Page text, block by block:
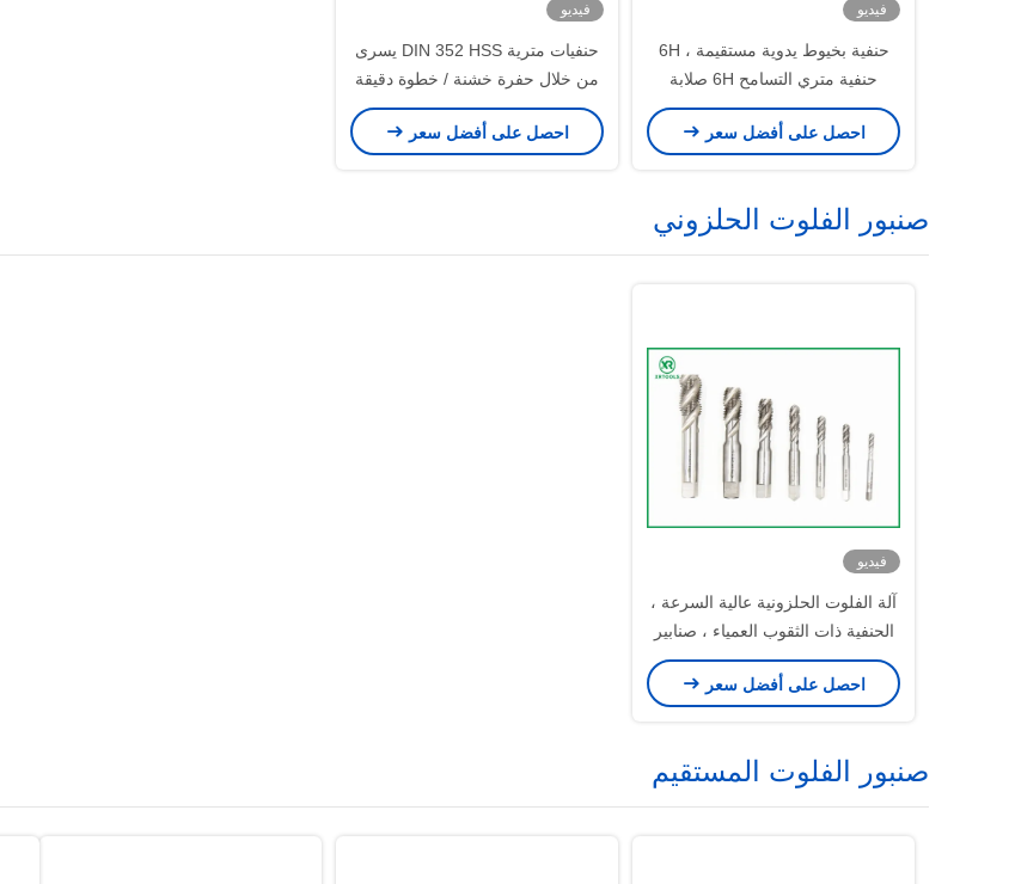
فيديو
حنفية بخيوط يدوية مستقيمة ، 6H
حنفية متري التسامح 6H صلابة
احصل على أفضل سعر
فيديو
حنفيات مترية DIN 352 HSS يسرى
من خلال حفرة خشنة / خطوة دقيقة
احصل على أفضل سعر
صنبور الفلوت الحلزوني
فيديو
آلة الفلوت الحلزونية عالية السرعة ،
الحنفية ذات الثقوب العمياء ، صنابير
قطع الخيط
احصل على أفضل سعر
صنبور الفلوت المستقيم